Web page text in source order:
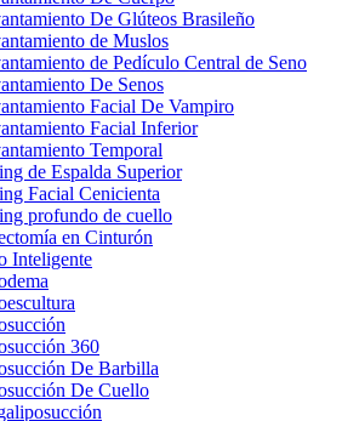
De Glúteos Brasileño
de Muslos
de Pedículo Central de Seno
De Senos
Facial De Vampiro
Facial Inferior
Temporal
de Espalda Superior
Facial Cenicienta
profundo de cuello
en Cinturón
Inteligente
360
De Barbilla
De Cuello